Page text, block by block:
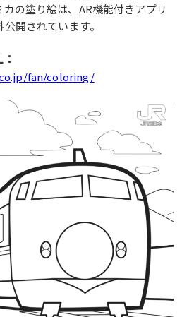
の塗り絵は、AR機能付きアプリ
開されています。
fan/coloring/